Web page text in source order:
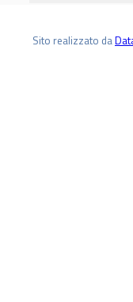
Sito realizzato da